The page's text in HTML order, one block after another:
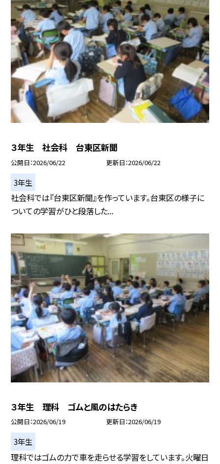
３年生 社会科 台東区新聞
公開日 2026/06/22 更新日 2026/06/22
3年生
社会科では『台東区新聞』を作っています。台東区の様子に
ついての学習がひと段落した...
３年生 理科 ゴムと風のはたらき
公開日 2026/06/19 更新日 2026/06/19
3年生
理科ではゴムの力で車を走らせる学習をしています。火曜日